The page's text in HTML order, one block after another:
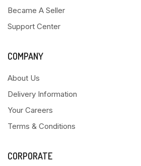
Became A Seller
Support Center
COMPANY
About Us
Delivery Information
Your Careers
Terms & Conditions
CORPORATE